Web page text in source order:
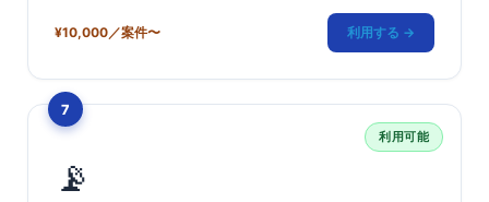
¥10,000／案件〜 利用する →
7
利用可能
📡